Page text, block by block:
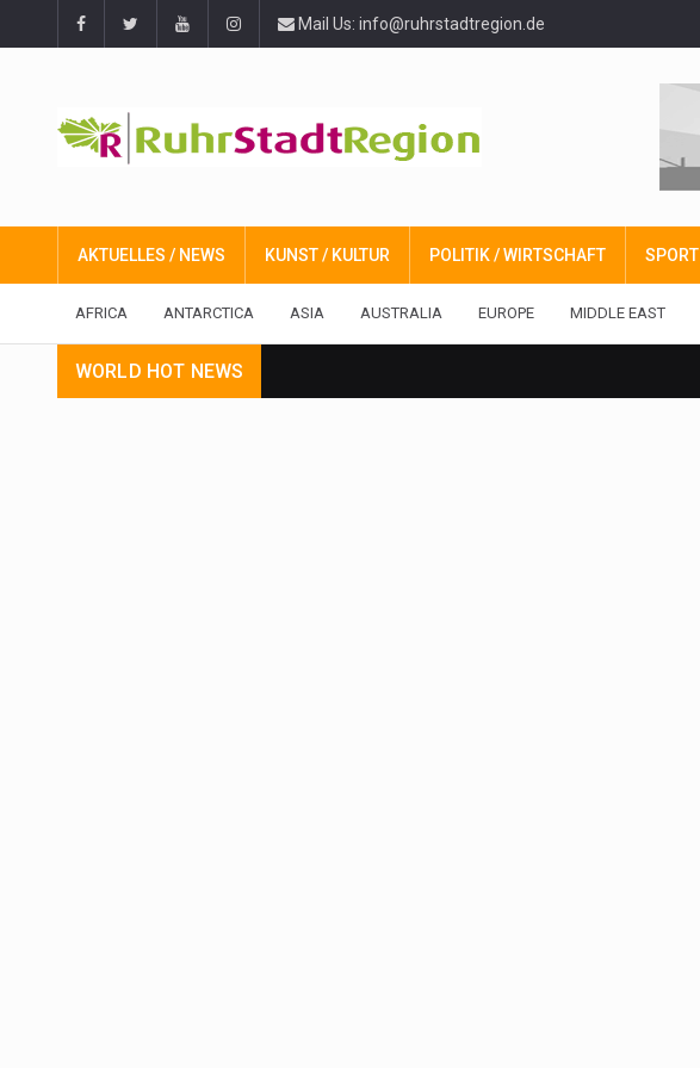
Mail Us: info@ruhrstadtregion.de
AKTUELLES / NEWS KUNST / KULTUR POLITIK / WIRTSCHAFT SPORT
AFRICA ANTARCTICA ASIA AUSTRALIA EUROPE MIDDLE EAST
WORLD HOT NEWS